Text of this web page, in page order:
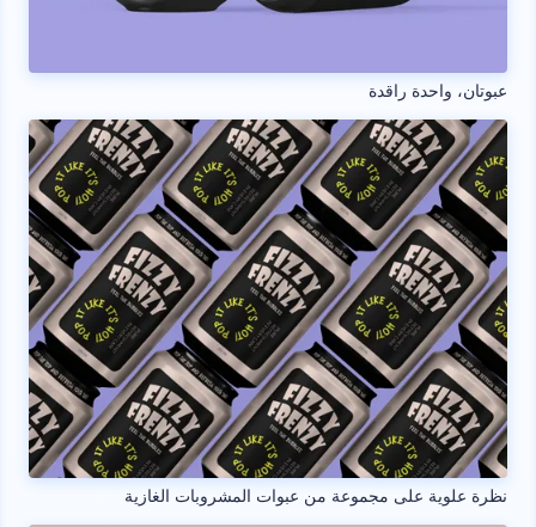
عبوتان، واحدة راقدة
نظرة علوية على مجموعة من عبوات المشروبات الغازية